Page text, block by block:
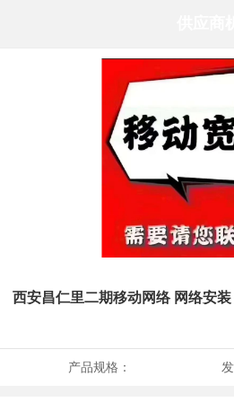
西安昌仁里二期移动网络 网络安
产品规格：